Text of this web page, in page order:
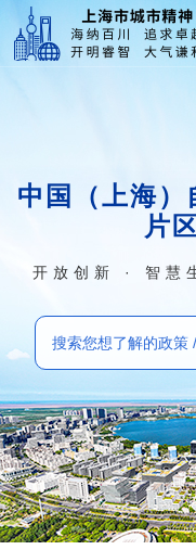
中国（上海）
片
开放创新 · 智慧